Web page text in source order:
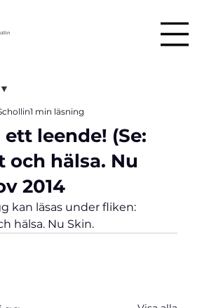
ett leende! (Se:
och hälsa. Nu
2014
1 min läsning
kan läsas under fliken:
hälsa. Nu Skin.